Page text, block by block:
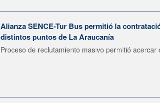
Alianza SENCE-Tur Bus permitió la
distintos puntos de La Araucanía
Proceso de reclutamiento masivo permitió acercar